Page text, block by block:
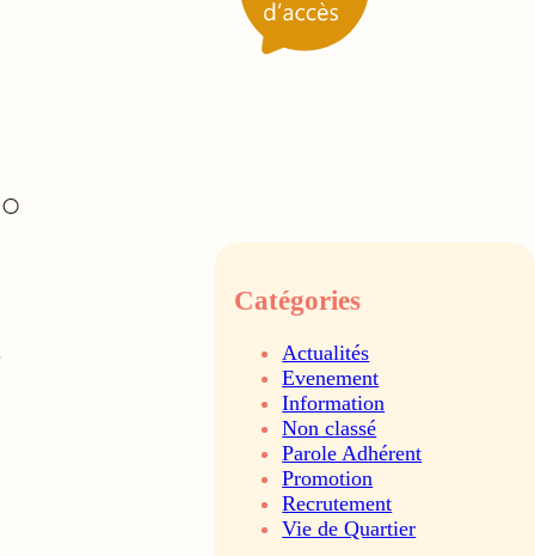
Catégories
Actualités
Evenement
Information
Non classé
Parole Adhérent
Promotion
Recrutement
Vie de Quartier